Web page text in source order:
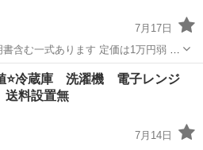
7月17日
含む一式あります 定価は1万円弱 受
ピタテラスでの受け渡しでお願い致
キッチン家電 ブレンダー
⭐️冷蔵庫 洗濯機 電子レンジ
料設置無
7月14日